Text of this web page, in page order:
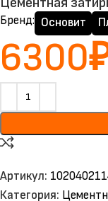
Бренд: Основит
6300
Артикул:
Категория: